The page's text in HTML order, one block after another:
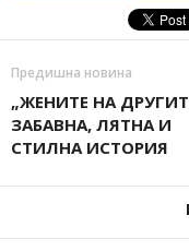
Предишна новина
„ЖЕНИТЕ НА
ЗАБАВНА, ЛЯТНА И
СТИЛНА ИСТОРИЯ